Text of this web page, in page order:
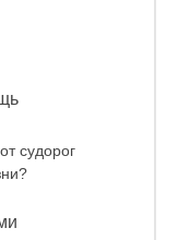
судорог